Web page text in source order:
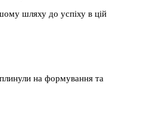
шляху до успіху в цій
на формування та